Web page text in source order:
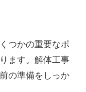
つかの重要なポ
ます。解体工事
の準備をしっか